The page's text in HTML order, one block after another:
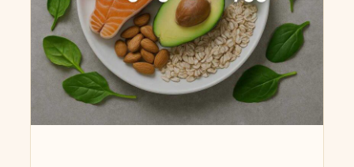
afkræfter almindelige myter om sund mad.
Endelig adresseres kost til specifikke
helbredstilstande som diabetes og
maveproblemer. Samlet set opfordrer artiklen
til en bevidst tilgang til kost for at opnå og
vedligeholde god sundhed.